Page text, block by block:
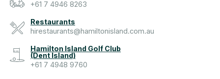
+61 7 4946 8263
Restaurants
hirestaurants@hamiltonisland.com.au
Hamilton Island Golf Club
(Dent Island)
+61 7 4948 9760